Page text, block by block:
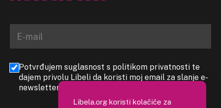
Potvrđujem suglasnost s politikom privatnosti te
dajem privolu Libeli da koristi moj email za slanje e-
newslettera
Libela.org koristi kolačiće za